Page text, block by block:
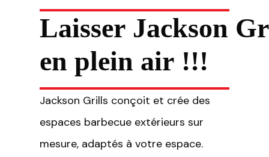
Laisser Jackson
en plein air !!!
Jackson Grills conçoit et crée des
espaces barbecue extérieurs sur
mesure, adaptés à votre espace.